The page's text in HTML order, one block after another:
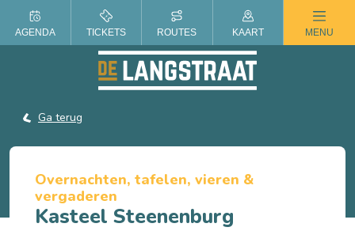
ZOMER IN DE LANGSTRAAT
Ga terug
Overnachten, tafelen, vieren &
vergaderen
Kasteel Steenenburg
AGENDA TICKETS ROUTES KAART MENU